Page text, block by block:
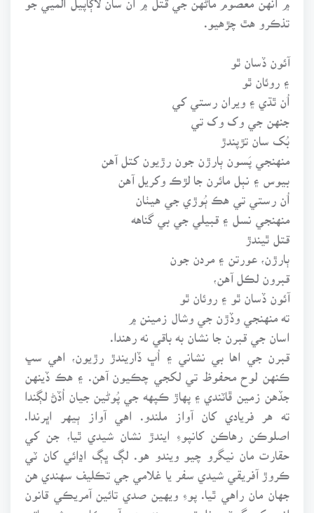
تذڪرو هٿ چڙهيو.
آئون ڏسان ٿو
۽ روئان ٿو
اُن ٿڌي ۽ ويران رستي کي
جنهن جي وک وک تي
بُک سان تڙپندڙ
منهنجي پَسون ٻارڙن جون رڙيون کتل آهن
بيوس ۽ نٻل مائرن جا لڙڪ وکريل آهن
اُن رستي تي هڪ ٻُوڙي جي هيٺان
منهنجي نسل ۽ قبيلي جي بي گناهه
قتل ٿيندڙ
ٻارڙن، عورتن ۽ مردن جون
قبرون لڪل آهن،
آئون ڏسان ٿو ۽ روئان ٿو
ته منهنجي وڏڙن جي وشال زمينن ۾
اسان جي قبرن جا نشان به باقي نه رهندا.
قبرن جي اها بي نشاني ۽ اُڀ ڏاريندڙ رڙيون، اهي سڀ
ڪنهن لوح محفوظ تي لکجي چڪيون آهن. ۽ هڪ ڏينهن
جڏهن زمين ڦاٽندي ۽ پهاڙ ڪپهه جي پُوڻين جيان اُڏڻ لڳندا
ته هر فريادي کان آواز ملندو. اهي آواز ٻيهر اڀرندا.
اصلوڪن رهاڪن کانپوءِ ايندڙ نشان شيدي ٿيا، جن کي
حقارت مان نيگرو چيو ويندو هو. لڳ ڀڳ اڍائي کان ٽي
ڪروڙ آفريقي شيدي سفر يا غلامي جي تڪليف سهندي هن
جهان مان راهي ٿيا. پوءِ ويهين صدي تائين آمريڪي قانون
انهن کي گهٽ مخلوق سمجهندو هو. آمريڪا جي شروعاتي